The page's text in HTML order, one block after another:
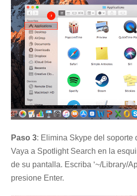
Paso 3: Elimina Skype del soporte
Vaya a Spotlight Search en la
de su pantalla. Escriba ‘~/Library/
presione Enter.